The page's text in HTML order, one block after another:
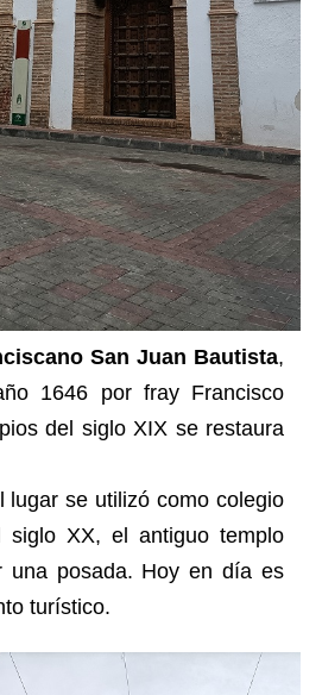
San Juan Bautista,
1646 por fray Francisco
del siglo XIX se restaura
lugar se utilizó como colegio
XX, el antiguo templo
una posada. Hoy en día es
turístico.